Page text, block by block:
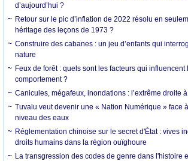
d’aujourd’hui ?
Retour sur le pic d’inflation de 2022 résolu en
héritage des leçons de 1973 ?
Construire des cabanes : un jeu d’enfants qui
nature
Feux de forêt : quels sont les facteurs qui influencent
comportement ?
Canicules, mégafeux, inondations : l’extrême droite à
Tuvalu veut devenir une « Nation Numérique » face
niveau des eaux
Réglementation chinoise sur le secret d'État : vives
droits humains dans la région ouïghoure
La transgression des codes de genre dans l'histoire